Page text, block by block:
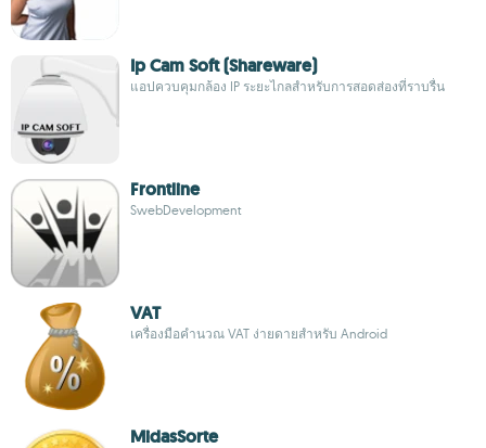
Ip Cam Soft (Shareware)
แอปควบคุมกล้อง IP ระยะไกลสำหรับการสอดส่องที่ราบรื่น
Frontline
SwebDevelopment
VAT
เครื่องมือคำนวณ VAT ง่ายดายสำหรับ Android
MidasSorte